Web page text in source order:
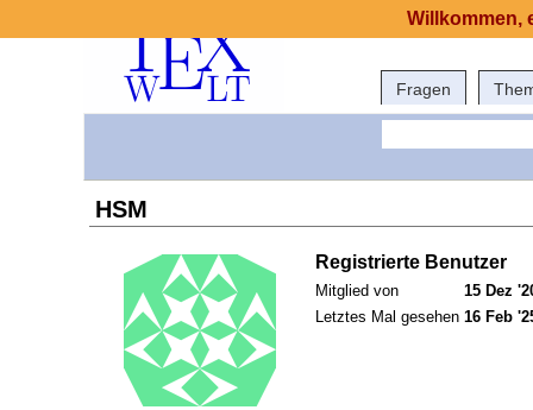
Fragen
HSM
Registrierte Benutzer
Mitglied von
15 Dez
Letztes Mal gesehen 16 Feb
Willkommen,